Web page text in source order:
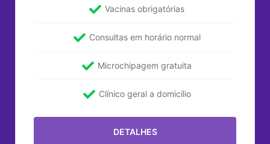
Vacinas obrigatórias
Consultas em horário normal
Microchipagem gratuita
Clínico geral a domicílio
DETALHES